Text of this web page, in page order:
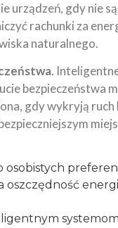
urządzeń, gdy nie
rachunki za
naturalnego.
.
bezpieczeństwa
gdy wykryją